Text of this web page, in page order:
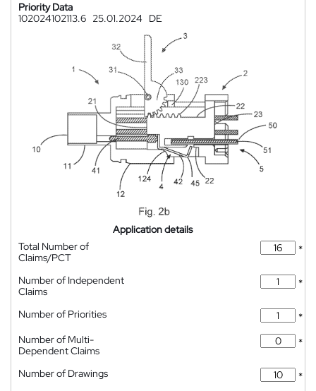
Priority Data
102024102113.6 25.01.2024 DE
Application details
Total Number of
Claims/PCT
*
Number of Independent
Claims
*
Number of Priorities
*
Number of Multi-
Dependent Claims
*
Number of Drawings
*